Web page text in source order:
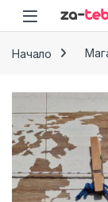
Skip to navigation
Skip to content
Начало